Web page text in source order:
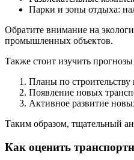
Парки и зоны отдыха:
Обратите внимание на
промышленных объектов.
Также стоит изучить
Планы по
Появление новых
Активное развитие
Таким образом, тщательный
Как оценить